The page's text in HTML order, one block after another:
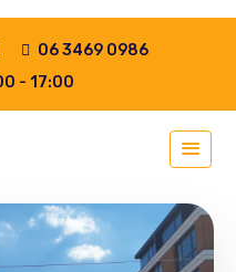
06 3469 0986
- 17:00